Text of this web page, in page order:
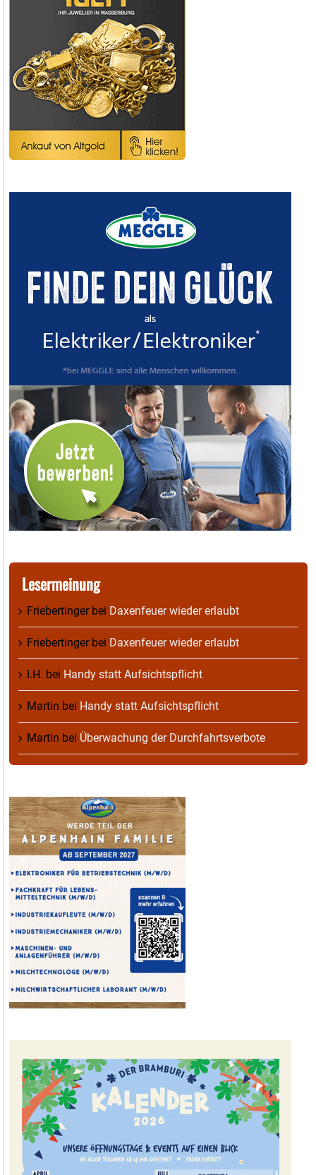
Lesermeinung
Friebertingerbei Daxenfeuer wieder erlaubt
Friebertingerbei Daxenfeuer wieder erlaubt
I.H. bei Handy statt Aufsichtspflicht
Martin bei Handy statt Aufsichtspflicht
Martin bei Überwachung der Durchfahrtsverbote